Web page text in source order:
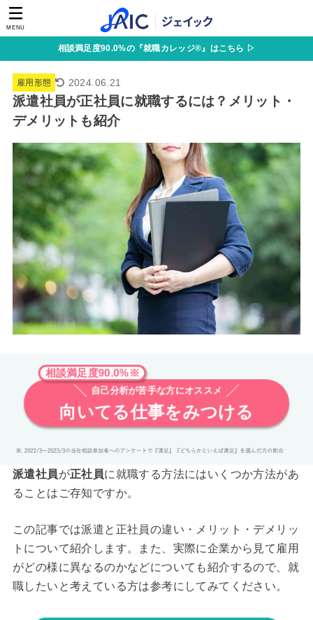
MENU
相談満足度90.0%の『就職カレッジ®』はこちら ▷
雇用形態 2024.06.21
派遣社員が正社員に就職するには？メリット・
デメリットも紹介
相談満足度90.0%※
自己分析が苦手な方にオススメ
向いてる仕事をみつける
派遣社員が正社員に就職する方法にはいくつか方法があ
ることはご存知ですか。
この記事では派遣と正社員の違い・メリット・デメリッ
トについて紹介します。また、実際に企業から見て雇用
がどの様に異なるのかなどについても紹介するので、就
職したいと考えている方は参考にしてみてください。